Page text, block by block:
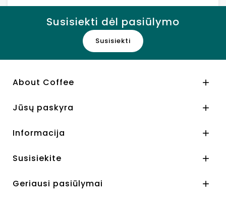
Susisiekti dėl pasiūlymo
Susisiekti
About Coffee 
Jūsų paskyra 
Informacija 
Susisiekite 
Geriausi pasiūlymai 